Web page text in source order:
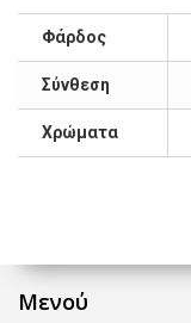
Φάρδος
Σύνθεση
Χρώματα
Μενού